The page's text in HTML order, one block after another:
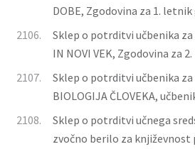
DOBE, Zgodovina za 1.
2106.
Sklep o potrditvi učbenika za
IN NOVI VEK, Zgodovina za
2107.
Sklep o potrditvi učbenika
BIOLOGIJA ČLOVEKA,
2108.
Sklep o potrditvi učnega
zvočno berilo za književnost